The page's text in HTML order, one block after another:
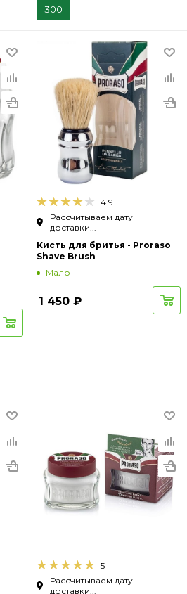
300
4.9
Рассчитываем дату
доставки...
Кисть для бритья - Proraso
Shave Brush
Мало
1 450 ₽
5
Рассчитываем дату
доставки...